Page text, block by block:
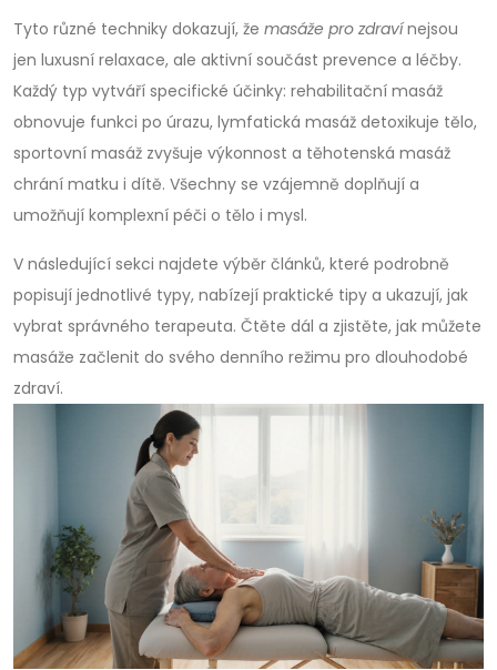
Tyto různé techniky dokazují, že masáže pro zdravínejsou
jen luxusní relaxace, ale aktivní součást prevence a léčby.
Každý typ vytváří specifické účinky: rehabilitační masáž
obnovuje funkci po úrazu, lymfatická masáž detoxikuje tělo,
sportovní masáž zvyšuje výkonnost a těhotenská masáž
chrání matku i dítě. Všechny se vzájemně doplňují a
umožňují komplexní péči o tělo i mysl.
V následující sekci najdete výběr článků, které podrobně
popisují jednotlivé typy, nabízejí praktické tipy a ukazují, jak
vybrat správného terapeuta. Čtěte dál a zjistěte, jak můžete
masáže začlenit do svého denního režimu pro dlouhodobé
zdraví.